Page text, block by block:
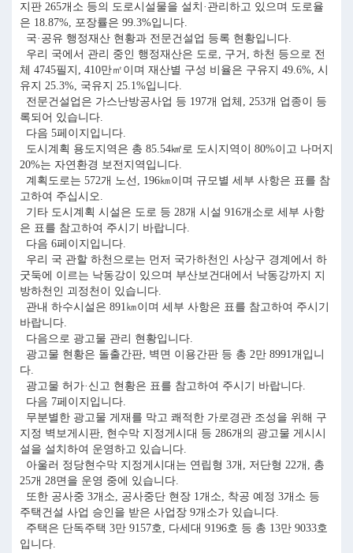
지판 265개소 등의 도로시설물을 설치·관리하고 있으며 도로율
은 18.87%, 포장률은 99.3%입니다.
국·공유 행정재산 현황과 전문건설업 등록 현황입니다.
우리 국에서 관리 중인 행정재산은 도로, 구거, 하천 등으로 전
체 4745필지, 410만㎡이며 재산별 구성 비율은 구유지 49.6%, 시
유지 25.3%, 국유지 25.1%입니다.
전문건설업은 가스난방공사업 등 197개 업체, 253개 업종이 등
록되어 있습니다.
다음 5페이지입니다.
도시계획 용도지역은 총 85.54㎢로 도시지역이 80%이고 나머지
20%는 자연환경 보전지역입니다.
계획도로는 572개 노선, 196㎞이며 규모별 세부 사항은 표를 참
고하여 주십시오.
기타 도시계획 시설은 도로 등 28개 시설 916개소로 세부 사항
은 표를 참고하여 주시기 바랍니다.
다음 6페이지입니다.
우리 국 관할 하천으로는 먼저 국가하천인 사상구 경계에서 하
굿둑에 이르는 낙동강이 있으며 부산보건대에서 낙동강까지 지
방하천인 괴정천이 있습니다.
관내 하수시설은 891㎞이며 세부 사항은 표를 참고하여 주시기
바랍니다.
다음으로 광고물 관리 현황입니다.
광고물 현황은 돌출간판, 벽면 이용간판 등 총 2만 8991개입니
다.
광고물 허가·신고 현황은 표를 참고하여 주시기 바랍니다.
다음 7페이지입니다.
무분별한 광고물 게재를 막고 쾌적한 가로경관 조성을 위해 구
지정 벽보게시판, 현수막 지정게시대 등 286개의 광고물 게시시
설을 설치하여 운영하고 있습니다.
아울러 정당현수막 지정게시대는 연립형 3개, 저단형 22개, 총
25개 28면을 운영 중에 있습니다.
또한 공사중 3개소, 공사중단 현장 1개소, 착공 예정 3개소 등
주택건설 사업 승인을 받은 사업장 9개소가 있습니다.
주택은 단독주택 3만 9157호, 다세대 9196호 등 총 13만 9033호
입니다.